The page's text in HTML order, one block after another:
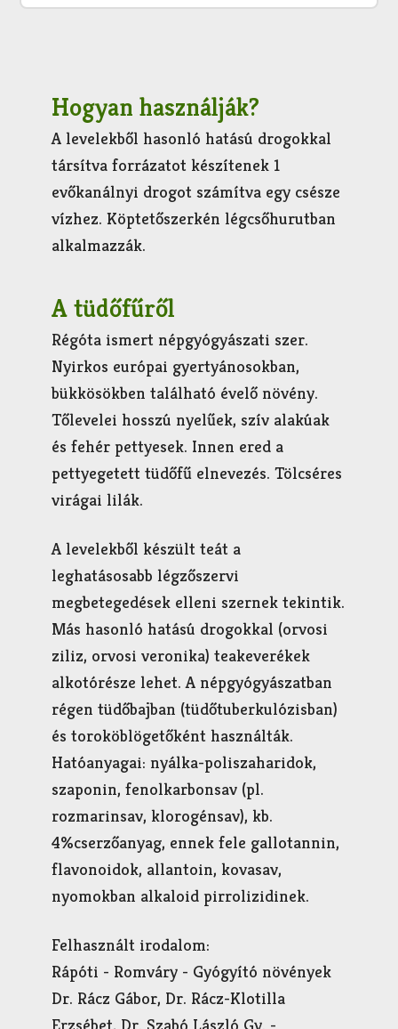
Hogyan használják?
A levelekből hasonló hatású drogokkal
társítva forrázatot készítenek 1
evőkanálnyi drogot számítva egy csésze
vízhez. Köptetőszerkén légcsőhurutban
alkalmazzák.
A tüdőfűről
Régóta ismert népgyógyászati szer.
Nyirkos európai gyertyánosokban,
bükkösökben található évelő növény.
Tőlevelei hosszú nyelűek, szív alakúak
és fehér pettyesek. Innen ered a
pettyegetett tüdőfű elnevezés. Tölcséres
virágai lilák.
A levelekből készült teát a
leghatásosabb légzőszervi
megbetegedések elleni szernek tekintik.
Más hasonló hatású drogokkal (orvosi
ziliz, orvosi veronika) teakeverékek
alkotórésze lehet. A népgyógyászatban
régen tüdőbajban (tüdőtuberkulózisban)
és toroköblögetőként használták.
Hatóanyagai: nyálka-poliszaharidok,
szaponin, fenolkarbonsav (pl.
rozmarinsav, klorogénsav), kb.
4%cserzőanyag, ennek fele gallotannin,
flavonoidok, allantoin, kovasav,
nyomokban alkaloid pirrolizidinek.
Felhasznált irodalom:
Rápóti - Romváry - Gyógyító növények
Dr. Rácz Gábor, Dr. Rácz-Klotilla
Erzsébet, Dr. Szabó László Gy. -